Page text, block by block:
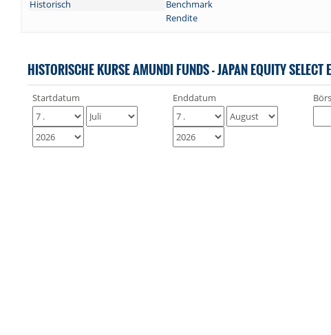
Historisch
Benchmark
Rendite
HISTORISCHE KURSE AMUNDI FUNDS - JAPAN EQUITY SELECT
Startdatum Enddatum